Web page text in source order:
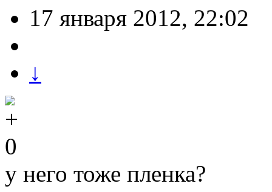
17 января 2012, 22:02
↓
0
у него тоже пленка?